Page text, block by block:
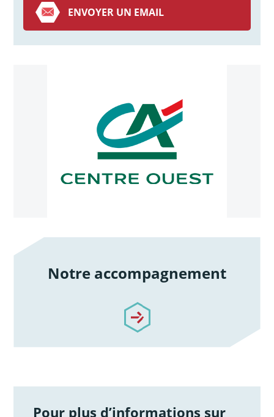
ENVOYER UN EMAIL
Notre accompagnement
/notre-accompagnement
Pour plus d’informations sur